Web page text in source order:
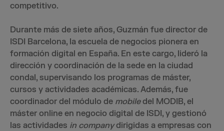
competitivo.
Durante más de siete años, Guzmán fue director de
ISDI Barcelona, la escuela de negocios pionera en
formación digital en España. En este cargo, lideró la
dirección y coordinación de la sede en la ciudad
condal, supervisando los programas de máster,
cursos y actividades académicas. Además, fue
coordinador del módulo de mobiledel MODIB, el
máster online en negocio digital de ISDI, y gestionó
las actividades in companydirigidas a empresas con